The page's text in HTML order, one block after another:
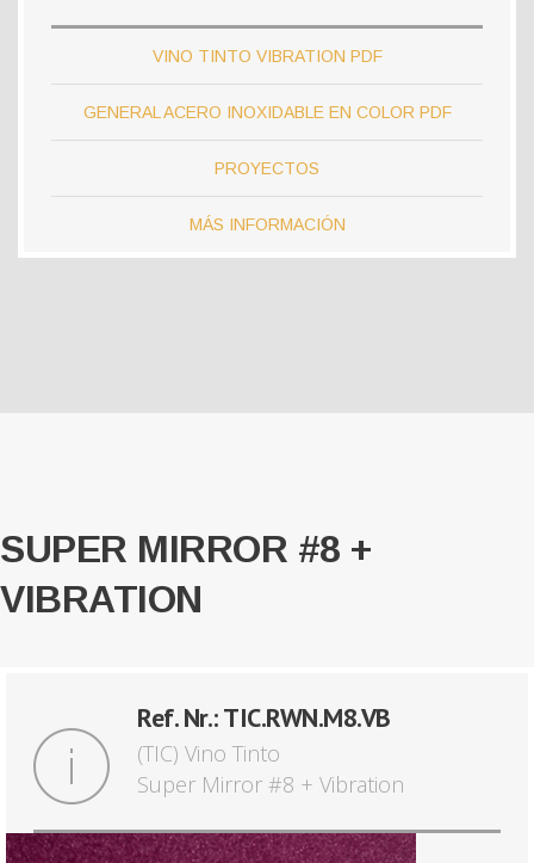
VINO TINTO VIBRATION PDF
GENERAL ACERO INOXIDABLE EN COLOR PDF
PROYECTOS
MÁS INFORMACIÓN
SUPER MIRROR #8 +
VIBRATION
Ref. Nr.: TIC.RWN.M8.VB
(TIC) Vino Tinto
Super Mirror #8 + Vibration